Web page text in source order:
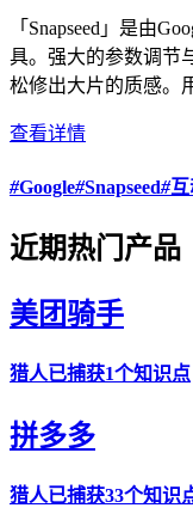
「Snapseed」是由
具。强大的参数调节
松修出大片的质感。
查看详情
#Google#Snapseed#互
近期热门产品
美团骑手
猎人已捕获1个知识点
拼多多
猎人已捕获33个知识